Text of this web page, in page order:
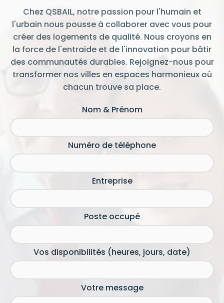
de ce label lors du dernier congrès HLM atteste de
l'engagement inébranlable de l'équipe dirigeante
envers les locataires et la valorisation de l'utilité
sociale des bailleurs sociaux. QS Bail, en tant que
nouvel acteur du secteur, va au-delà des attentes,
a développé une offre de service nouvelle qui
laissera une empreinte positive et durable dans le
paysage du logement social.
Chez QSBAIL, notre passion pour l'humain et
l'urbain nous pousse à collaborer avec vous pour
créer des logements de qualité. Nous croyons en
la force de l'entraide et de l'innovation pour bâtir
des communautés durables. Rejoignez-nous pour
transformer nos villes en espaces harmonieux où
chacun trouve sa place.
Nom & Prénom
Numéro de téléphone
Entreprise
Poste occupé
Vos disponibilités (heures, jours, date)
Votre message